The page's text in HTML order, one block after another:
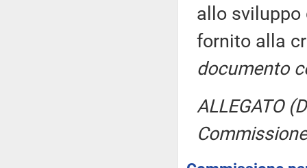
allo sviluppo
fornito alla
documento
ALLEGATO